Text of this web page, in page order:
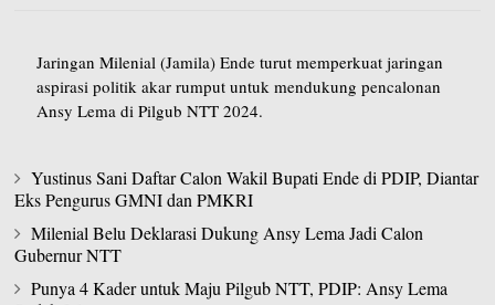
Jaringan Milenial (Jamila) Ende turut memperkuat jaringan
aspirasi politik akar rumput untuk mendukung pencalonan
Ansy Lema di Pilgub NTT 2024.
Yustinus Sani Daftar Calon Wakil Bupati Ende di PDIP, Diantar
Eks Pengurus GMNI dan PMKRI
Milenial Belu Deklarasi Dukung Ansy Lema Jadi Calon
Gubernur NTT
Punya 4 Kader untuk Maju Pilgub NTT, PDIP: Ansy Lema